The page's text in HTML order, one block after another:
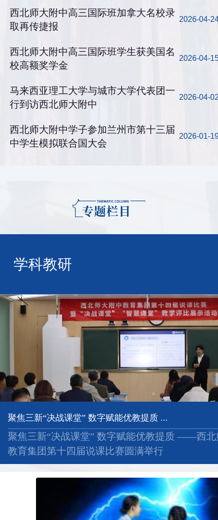
西北师大附中高三国际班加拿大名校录
取再传捷报
2026-04-
西北师大附中高三国际班学生获美国名
校高额奖学金
2026-04-
马来西亚理工大学与城市大学代表团一
行到访西北师大附中
2026-04-
西北师大附中学子参加兰州市第十三届
中学生模拟联合国大会
2026-01-
学科教研
聚焦三新“决战课堂” 数字赋能优教提质 ...
聚焦三新“决战课堂” 数字赋能优教提质 ——西北
教育集团第十四届说课比赛圆满举行